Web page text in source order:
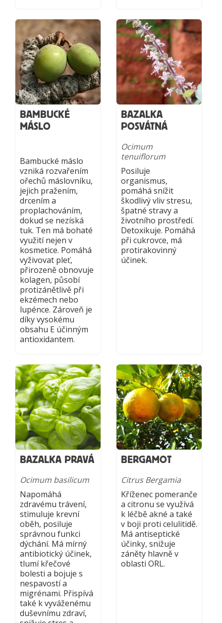
BAMBUCKÉ
MÁSLO
Bambucké máslo
vzniká rozvařením
ořechů máslovníku,
jejich pražením,
drcením a
proplachováním,
dokud se nezíská
tuk. Ten má bohaté
využití nejen v
kosmetice. Pomáhá
vyživovat pleť,
přirozeně obnovuje
kolagen, působí
protizánětlivě při
ekzémech nebo
lupénce. Zároveň je
díky vysokému
obsahu E účinným
antioxidantem.
BAZALKA
POSVÁTNÁ
Ocimum
tenuiflorum
Posiluje
organismus,
pomáhá snížit
škodlivý vliv stresu,
špatné stravy a
životního prostředí.
Detoxikuje. Pomáhá
při cukrovce, má
protirakovinný
účinek.
BAZALKA PRAVÁ
Ocimum basilicum
Napomáhá
zdravému trávení,
stimuluje krevní
oběh, posiluje
správnou funkci
dýchání. Má mírný
antibiotický účinek,
tlumí křečové
bolesti a bojuje s
nespavostí a
migrénami. Přispívá
také k vyváženému
duševnímu zdraví,
BERGAMOT
Citrus Bergamia
Kříženec pomeranče
a citronu se využívá
k léčbě akné a také
v boji proti celulitidě.
Má antiseptické
účinky, snižuje
záněty hlavně v
oblasti ORL.